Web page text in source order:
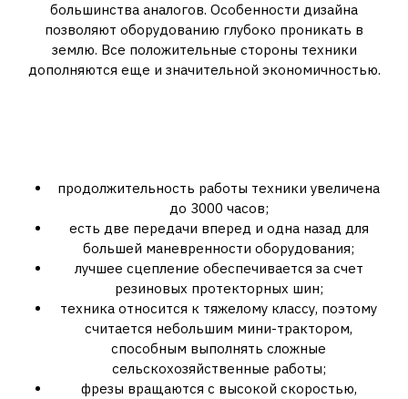
большинства аналогов. Особенности дизайна
позволяют оборудованию глубоко проникать в
землю. Все положительные стороны техники
дополняются еще и значительной экономичностью.
продолжительность работы техники увеличена
до 3000 часов;
есть две передачи вперед и одна назад для
большей маневренности оборудования;
лучшее сцепление обеспечивается за счет
резиновых протекторных шин;
техника относится к тяжелому классу, поэтому
считается небольшим мини-трактором,
способным выполнять сложные
сельскохозяйственные работы;
фрезы вращаются с высокой скоростью,